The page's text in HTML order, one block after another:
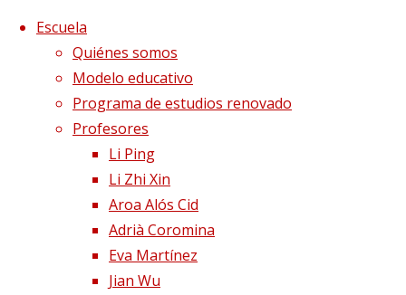
Saltar al contenido
Escuela
Quiénes somos
Modelo educativo
Programa de estudios renovado
Profesores
Li Ping
Li Zhi Xin
Aroa Alós Cid
Adrià Coromina
Eva Martínez
Jian Wu